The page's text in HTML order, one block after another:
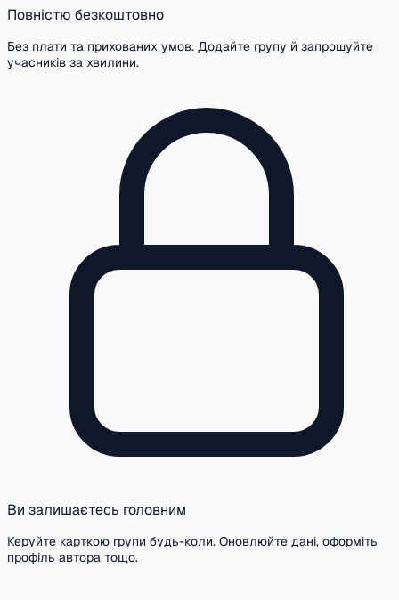
Повністю безкоштовно
Без плати та прихованих умов. Додайте групу й запрошуйте
учасників за хвилини.
Ви залишаєтесь головним
Керуйте карткою групи будь-коли. Оновлюйте дані, оформіть
профіль автора тощо.